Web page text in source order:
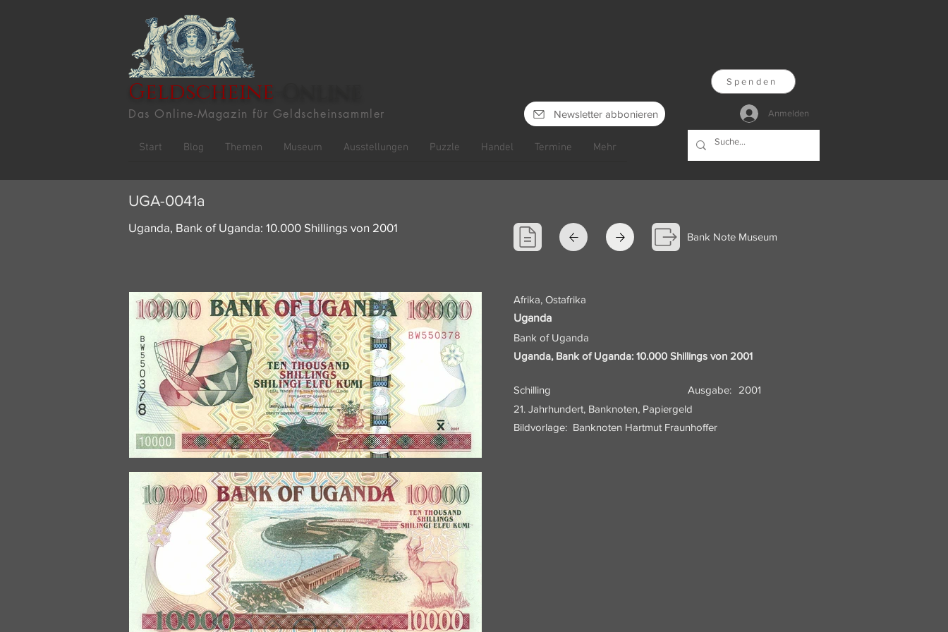
Geldscheine
Das Online-Magazin für Geldscheinsammler Newsletter abbonieren
Start Blog Themen Museum Ausstellungen Puzzle Handel Termine Mehr
Spenden
Anmelden
UGA-0041a
Uganda, Bank of Uganda: 10.000 Shillings von 2001
Bank Note Museum
Afrika, Ostafrika
Uganda
Bank of Uganda
Uganda, Bank of Uganda: 10.000 Shillings von 2001
Schilling Ausgabe:
2001
21. Jahrhundert, Banknoten, Papiergeld
Bildvorlage: Banknoten Hartmut Fraunhoffer